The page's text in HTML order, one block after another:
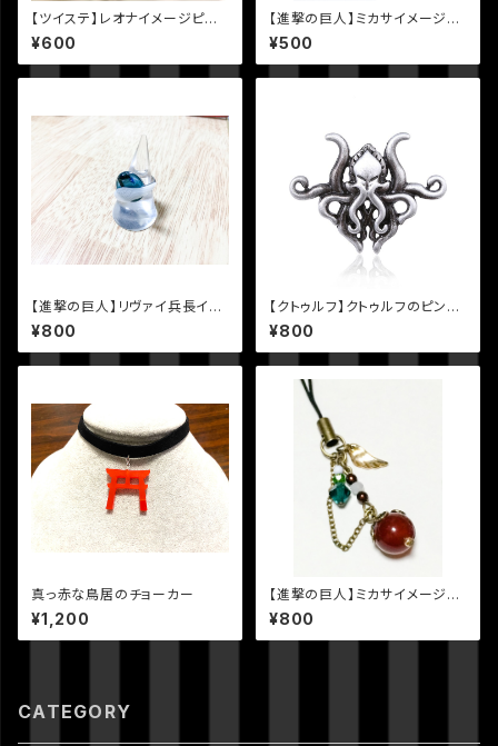
【ツイステ】レオナイメージピア
ス
¥600
【進撃の巨人】ミカサイメージ片
耳ピアス・イヤリング
¥500
【進撃の巨人】リヴァイ兵長イメ
ージリング
¥800
【クトゥルフ】クトゥルフのピンバ
ッジ
¥800
真っ赤な鳥居のチョーカー
¥1,200
【進撃の巨人】ミカサイメージ天
然石ストラップ
¥800
CATEGORY